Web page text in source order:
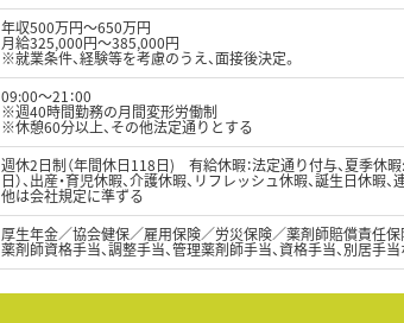
年収500万円～650万円
月給325,000円～385,000円
※就業条件、経験等を考慮のうえ、面接後決定。
09:00～21：00
※週40時間勤務の月間変形労働制
※休憩60分以上、その他法定通りとする
週休2日制（年間休日118日) 有給休暇：法定通り付与、夏季休
日）、出産・育児休暇、介護休暇、リフレッシュ休暇、誕生日休暇
他は会社規定に準ずる
厚生年金／協会健保／雇用保険／労災保険／薬剤師賠償責任保
薬剤師資格手当、調整手当、管理薬剤師手当、資格手当、別居手